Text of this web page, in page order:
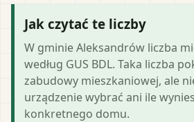
Jak czytać te liczby
W gminie Aleksandrów liczba
według GUS BDL. Taka liczba
zabudowy mieszkaniowej, ale
urządzenie wybrać ani ile
konkretnego domu.